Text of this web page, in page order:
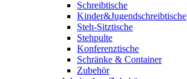
Schreibtische
Kinder&Jugendschreibtische
Steh-Sitztische
Stehpulte
Konferenztische
Schränke & Container
Zubehör